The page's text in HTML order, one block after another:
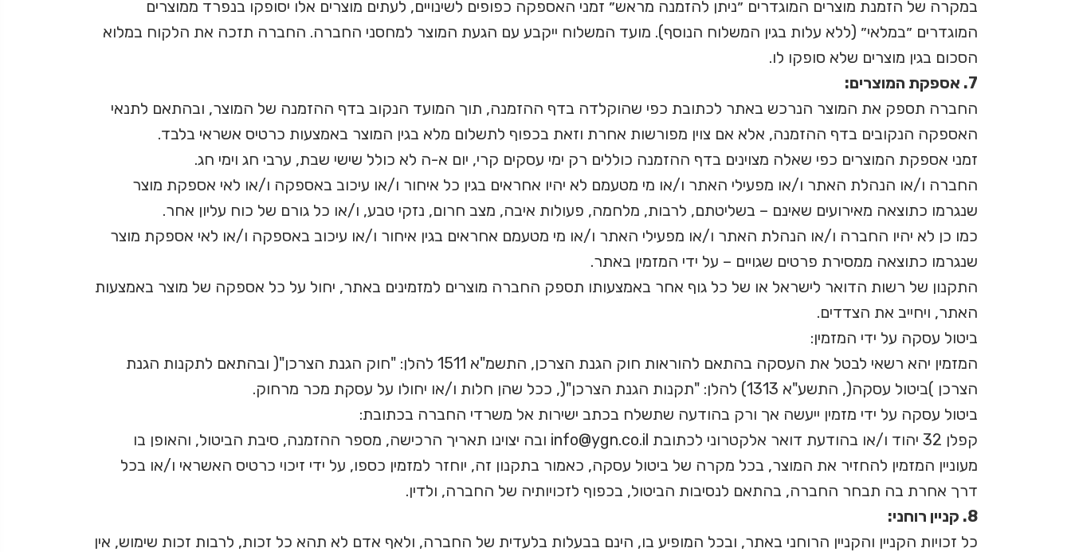
במקרה של הזמנת מוצרים המוגדרים ״ניתן להזמנה מראש״ זמני האספקה כפופים לשינויים, לעתים מוצרים אלו יסופקו בנפרד ממוצרים
המוגדרים ״במלאי״ (ללא עלות בגין המשלוח הנוסף). מועד המשלוח ייקבע עם הגעת המוצר למחסני החברה. החברה תזכה את הלקוח במלוא
הסכום בגין מוצרים שלא סופקו לו.
7. אספקת המוצרים:
החברה תספק את המוצר הנרכש באתר לכתובת כפי שהוקלדה בדף ההזמנה, תוך המועד הנקוב בדף ההזמנה של המוצר, ובהתאם לתנאי
האספקה הנקובים בדף ההזמנה, אלא אם צוין מפורשות אחרת וזאת בכפוף לתשלום מלא בגין המוצר באמצעות כרטיס אשראי בלבד.
זמני אספקת המוצרים כפי שאלה מצוינים בדף ההזמנה כוללים רק ימי עסקים קרי, יום א-ה לא כולל שישי שבת, ערבי חג וימי חג.
החברה ו/או הנהלת האתר ו/או מפעילי האתר ו/או מי מטעמם לא יהיו אחראים בגין כל איחור ו/או עיכוב באספקה ו/או לאי אספקת מוצר
שנגרמו כתוצאה מאירועים שאינם – בשליטתם, לרבות, מלחמה, פעולות איבה, מצב חרום, נזקי טבע, ו/או כל גורם של כוח עליון אחר.
כמו כן לא יהיו החברה ו/או הנהלת האתר ו/או מפעילי האתר ו/או מי מטעמם אחראים בגין איחור ו/או עיכוב באספקה ו/או לאי אספקת מוצר
שנגרמו כתוצאה ממסירת פרטים שגויים – על ידי המזמין באתר.
התקנון של רשות הדואר לישראל או של כל גוף אחר באמצעותו תספק החברה מוצרים למזמינים באתר, יחול על כל אספקה של מוצר באמצעות
האתר, ויחייב את הצדדים.
ביטול עסקה על ידי המזמין:
המזמין יהא רשאי לבטל את העסקה בהתאם להוראות חוק הגנת הצרכן, התשמ"א 1511 להלן: "חוק הגנת הצרכן"( ובהתאם לתקנות הגנת
הצרכן )ביטול עסקה(, התשע"א 1313) להלן: "תקנות הגנת הצרכן"(, ככל שהן חלות ו/או יחולו על עסקת מכר מרחוק.
ביטול עסקה על ידי מזמין ייעשה אך ורק בהודעה שתשלח בכתב ישירות אל משרדי החברה בכתובת:
קפלן 32 יהוד ו/או בהודעת דואר אלקטרוני לכתובת info@ygn.co.il ובה יצוינו תאריך הרכישה, מספר ההזמנה, סיבת הביטול, והאופן בו
מעוניין המזמין להחזיר את המוצר, בכל מקרה של ביטול עסקה, כאמור בתקנון זה, יוחזר למזמין כספו, על ידי זיכוי כרטיס האשראי ו/או בכל
דרך אחרת בה תבחר החברה, בהתאם לנסיבות הביטול, בכפוף לזכויותיה של החברה, ולדין.
8. קניין רוחני:
כל זכויות הקניין והקניין הרוחני באתר, ובכל המופיע בו, הינם בבעלות בלעדית של החברה, ולאף אדם לא תהא כל זכות, לרבות זכות שימוש, אין